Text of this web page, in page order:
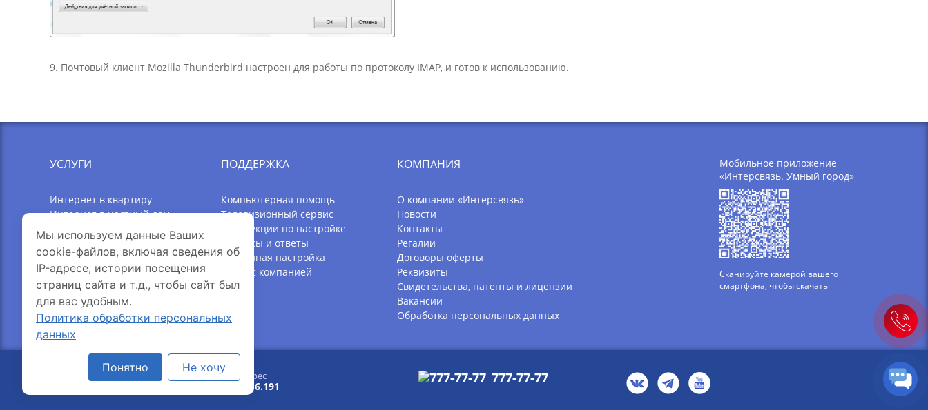
9. Почтовый клиент Mozilla Thunderbird настроен для работы по протоколу IMAP, и готов к использованию.
Мы используем данные Ваших
cookie-файлов, включая сведения об
IP-адресе, истории посещения
страниц сайта и т.д., чтобы сайт был
для вас удобным.
Политика обработки персональных
данных
Понятно Не хочу
УСЛУГИ
Интернет в квартиру
Интернет в частный дом
Акции
Оборудование Wi-Fi
Ослик
Улицы Онлайн
Личная почта
ПОДДЕРЖКА
Компьютерная помощь
Телевизионный сервис
Инструкции по настройке
Вопросы и ответы
Удаленная настройка
Связь с компанией
КОМПАНИЯ
О компании «Интерсвязь»
Новости
Контакты
Регалии
Договоры оферты
Реквизиты
Свидетельства, патенты и лицензии
Вакансии
Обработка персональных данных
Мобильное приложение
«Интерсвязь. Умный город»
Сканируйте камерой вашего
смартфона, чтобы скачать
© 2005-2026 Интерсвязь
Ваш IP-адрес
216.73.216.191
777-77-77